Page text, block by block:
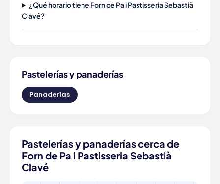
¿Qué horario tiene Forn de Pa i Pastisseria Sebastià
Clavé?
Pastelerías y panaderías
Panaderías
Pastelerías y panaderías cerca de
Forn de Pa i Pastisseria Sebastià
Clavé